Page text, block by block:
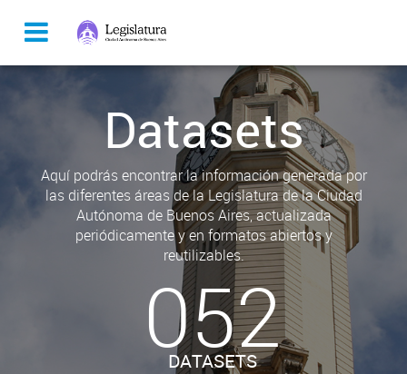
Datasets
Aquí podrás encontrar la información generada por
las diferentes áreas de la Legislatura de la Ciudad
Autónoma de Buenos Aires, actualizada
periódicamente y en formatos abiertos y
reutilizables.
052
DATASETS